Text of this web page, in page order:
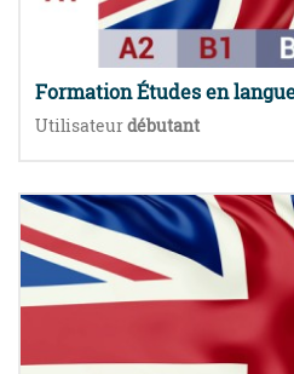
Formation Études en
Utilisateurdébutant